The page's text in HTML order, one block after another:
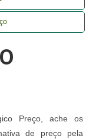
Preço, ache os
de preço pela